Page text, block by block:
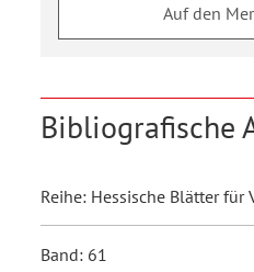
Auf den
Bibliografische
Reihe: Hessische Blätter für
Band: 61